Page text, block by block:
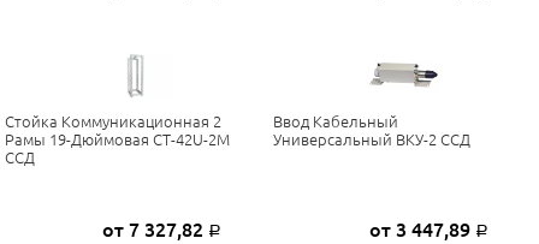
Стойка Коммуникационная 2
Рамы 19-Дюймовая СТ-42U-2М
ССД
от 7 327,82 Р
Ввод Кабельный
Универсальный ВКУ-2 ССД
от 3 447,89 Р